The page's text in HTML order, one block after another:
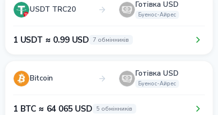
USDT TRC20 Готівка USD
Буенос-Айрес
1 USDT ≈ 0.99 USD 7 обмінників
Bitcoin Готівка USD
Буенос-Айрес
1 BTC ≈ 64 065 USD 5 обмінників